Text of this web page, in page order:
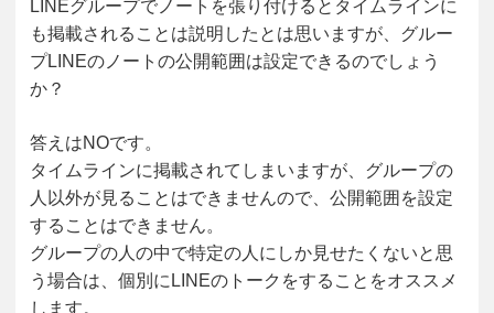
LINEグループでノートを張り付けるとタイムラインに
も掲載されることは説明したとは思いますが、グルー
プLINEのノートの公開範囲は設定できるのでしょう
か？
答えはNOです。
タイムラインに掲載されてしまいますが、グループの
人以外が見ることはできませんので、公開範囲を設定
することはできません。
グループの人の中で特定の人にしか見せたくないと思
う場合は、個別にLINEのトークをすることをオススメ
します。